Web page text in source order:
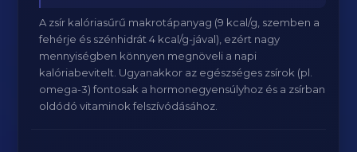
A zsír kalóriasűrű makrotápanyag (9 kcal/g, szemben a
fehérje és szénhidrát 4 kcal/g-jával), ezért nagy
mennyiségben könnyen megnöveli a napi
kalóriabevitelt. Ugyanakkor az egészséges zsírok (pl.
omega-3) fontosak a hormonegyensúlyhoz és a zsírban
oldódó vitaminok felszívódásához.